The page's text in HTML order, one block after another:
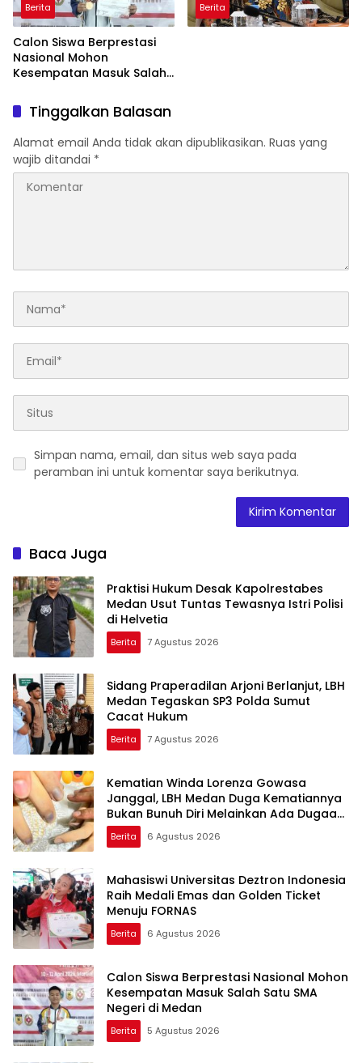
Berita
Calon Siswa Berprestasi
Nasional Mohon
Kesempatan Masuk Salah
Berita
Tinggalkan Balasan
Alamat email Anda tidak akan dipublikasikan. Ruas yang
wajib ditandai *
Simpan nama, email, dan situs web saya pada
peramban ini untuk komentar saya berikutnya.
Baca Juga
Praktisi Hukum Desak Kapolrestabes
Medan Usut Tuntas Tewasnya Istri Polisi
di Helvetia
Berita 7 Agustus 2026
Sidang Praperadilan Arjoni Berlanjut, LBH
Medan Tegaskan SP3 Polda Sumut
Cacat Hukum
Berita 7 Agustus 2026
Kematian Winda Lorenza Gowasa
Janggal, LBH Medan Duga Kematiannya
Bukan Bunuh Diri Melainkan Ada Dugaan
Tundak Pidana
Berita 6 Agustus 2026
Mahasiswi Universitas Deztron Indonesia
Raih Medali Emas dan Golden Ticket
Menuju FORNAS
Berita 6 Agustus 2026
Calon Siswa Berprestasi Nasional Mohon
Kesempatan Masuk Salah Satu SMA
Negeri di Medan
Berita 5 Agustus 2026